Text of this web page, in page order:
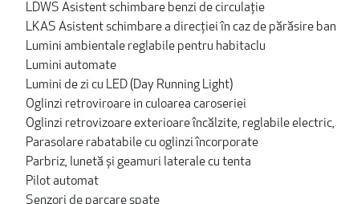
LDWS Asistent schimbare benzi de circulație
LKAS Asistent schimbare a direcției în caz de părăsire
Lumini ambientale reglabile pentru habitaclu
Lumini automate
Lumini de zi cu LED (Day Running Light)
Oglinzi retroviroare in culoarea caroseriei
Oglinzi retrovizoare exterioare încălzite, reglabile
Parasolare rabatabile cu oglinzi încorporate
Parbriz, lunetă și geamuri laterale cu tenta
Pilot automat
Senzori de parcare spate